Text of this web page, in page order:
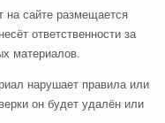
на сайте размещается
ответственности за
материалов.
нарушает правила или
он будет удалён или